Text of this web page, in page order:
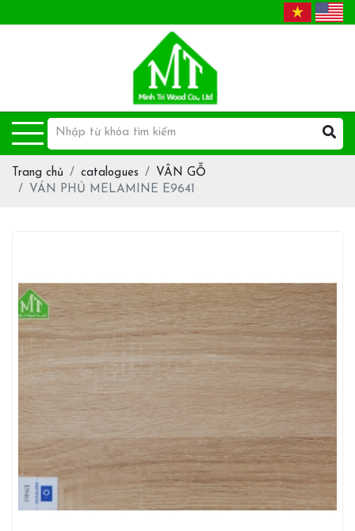
Trang chủ catalogues
VÂN GỖ
VÁN PHỦ MELAMINE E9641